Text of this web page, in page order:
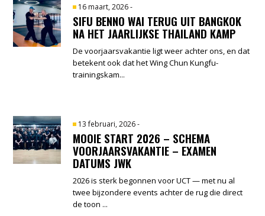
16 maart, 2026-
SIFU BENNO WAI TERUG UIT BANGKOK
NA HET JAARLIJKSE THAILAND KAMP
De voorjaarsvakantie ligt weer achter ons, en dat
betekent ook dat het Wing Chun Kungfu-
trainingskam...
13 februari, 2026-
MOOIE START 2026 – SCHEMA
VOORJAARSVAKANTIE – EXAMEN
DATUMS JWK
2026 is sterk begonnen voor UCT — met nu al
twee bijzondere events achter de rug die direct
de toon ...